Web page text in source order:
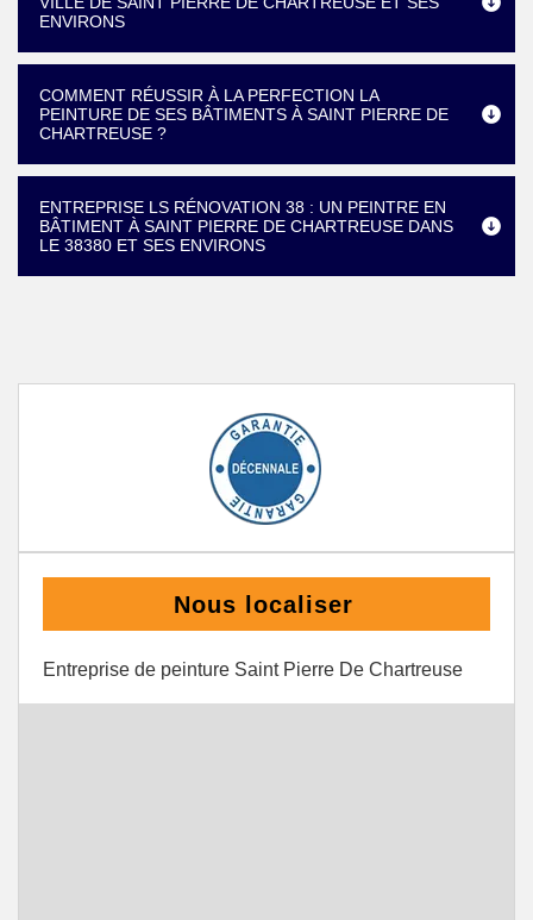
ENVIRONS
COMMENT RÉUSSIR À LA PERFECTION LA
PEINTURE DE SES BÂTIMENTS À SAINT PIERRE DE
CHARTREUSE ?
ENTREPRISE LS RÉNOVATION 38 : UN PEINTRE EN
BÂTIMENT À SAINT PIERRE DE CHARTREUSE DANS
LE 38380 ET SES ENVIRONS
Nous localiser
Entreprise de peinture Saint Pierre De Chartreuse